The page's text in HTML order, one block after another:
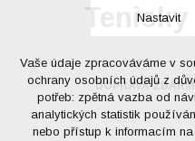
DOPRAVA
Nastavit
Technická cookies
nutná pro provozování
udržení kontextu
případná přihlášení,
Vaše údaje zpracováváme v
ochrany osobních údajů z
potřeb: zpětná vazba od
analytických statistik
nebo přístup k informacím